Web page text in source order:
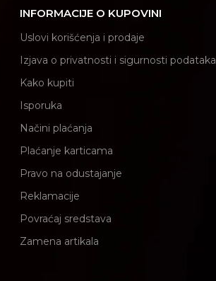
INFORMACIJE O KUPOVINI
Uslovi korišćenja i prodaje
Izjava o privatnosti i sigurnosti podataka
Kako kupiti
Isporuka
Načini plaćanja
Plaćanje karticama
Pravo na odustajanje
Reklamacije
Povraćaj sredstava
Zamena artikala